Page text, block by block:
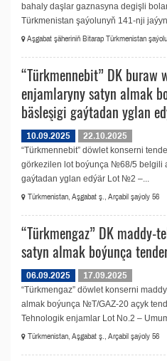
bahaly daşlar gaznasyna degişli
Türkmenistan şaýolunyň 141-nji
Aşgabat şäheriniň Bitarap Türkmenistan
“Türkmennebit” DK buraw
enjamlaryny satyn almak
bäsleşigi gaýtadan yglan
10.09.2025
22.10.2025
“Türkmennebit” döwlet konserni
görkezilen lot boýunça №68/5 belgili
gaýtadan yglan edýär Lot №2 –...
Türkmenistan, Aşgabat ş., Arçabil şaýoly 56
“Türkmengaz” DK maddy-
satyn almak boýunça
06.09.2025
17.09.2025
“Türkmengaz” döwlet konserni
almak boýunça №T/GAZ-20 açyk
Tehnologik enjamlar Lot No.2 –
Türkmenistan, Aşgabat ş., Arçabil şaýoly 56